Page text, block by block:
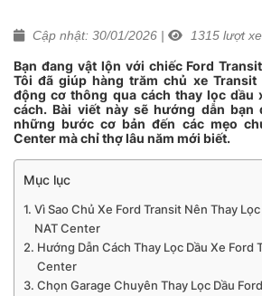
Cập nhật: 30/01/2026 | 1315 lượt
Bạn đang vật lộn với chiếc Ford
Tôi đã giúp hàng trăm chủ xe
động cơ thông qua cách thay lọc dầu
cách. Bài viết này sẽ hướng dẫn
những bước cơ bản đến các mẹo
Center mà chỉ thợ lâu năm mới biết.
Mục lục
Vì Sao Chủ Xe Ford Transit Nên Thay
NAT Center
Hướng Dẫn Cách Thay Lọc Dầu Xe Ford
Center
Chọn Garage Chuyên Thay Lọc Dầu